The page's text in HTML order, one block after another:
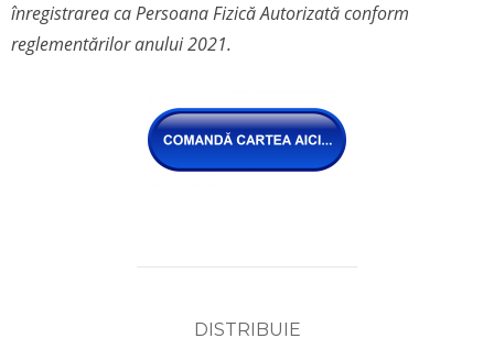
înregistrarea ca Persoana Fizică Autorizată conform
reglementărilor anului 2021.
DISTRIBUIE